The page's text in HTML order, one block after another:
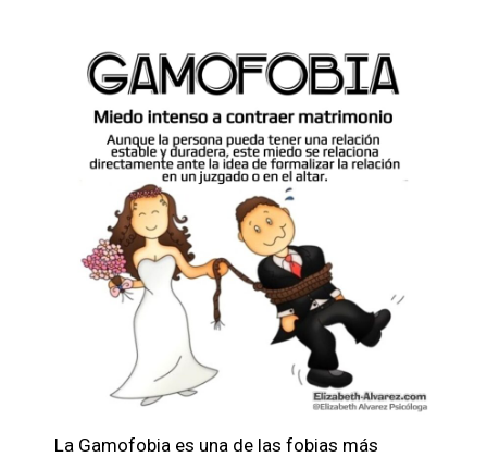
La Gamofobia es una de las fobias más